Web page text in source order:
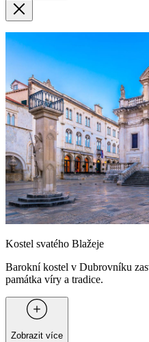
Kostel svatého Blažeje
Barokní kostel v Dubrovníku
památka víry a tradice.
Zobrazit více